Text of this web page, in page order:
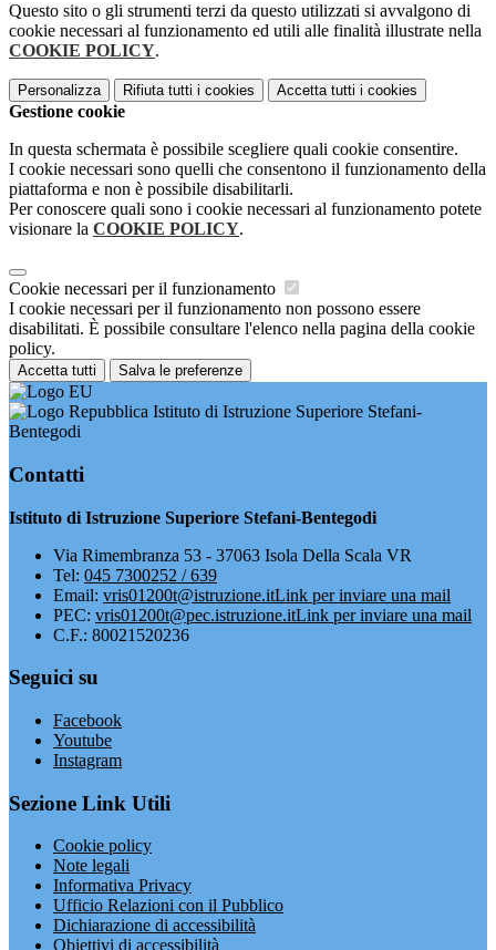
Questo sito o gli strumenti terzi da questo utilizzati si avvalgono di
cookie necessari al funzionamento ed utili alle finalità illustrate nella
COOKIE POLICY.
Personalizza Rifiuta tutti i cookies Accetta tutti i cookies
Gestione cookie
In questa schermata è possibile scegliere quali cookie consentire.
I cookie necessari sono quelli che consentono il funzionamento della
piattaforma e non è possibile disabilitarli.
Per conoscere quali sono i cookie necessari al funzionamento potete
visionare la COOKIE POLICY.
Cookie necessari per il funzionamento
I cookie necessari per il funzionamento non possono essere
disabilitati. È possibile consultare l'elenco nella pagina della cookie
policy.
Accetta tutti Salva le preferenze
Istituto di Istruzione Superiore Stefani-
Bentegodi
Contatti
Istituto di Istruzione Superiore Stefani-Bentegodi
Via Rimembranza 53 - 37063 Isola Della Scala VR
Tel: 045 7300252 / 639
Email: vris01200t@istruzione.itLink per inviare una mail
PEC: vris01200t@pec.istruzione.itLink per inviare una mail
C.F.: 80021520236
Seguici su
Facebook
Youtube
Instagram
Sezione Link Utili
Cookie policy
Note legali
Informativa Privacy
Ufficio Relazioni con il Pubblico
Dichiarazione di accessibilità
Obiettivi di accessibilità